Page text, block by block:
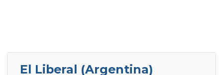
El Liberal (Argentina)